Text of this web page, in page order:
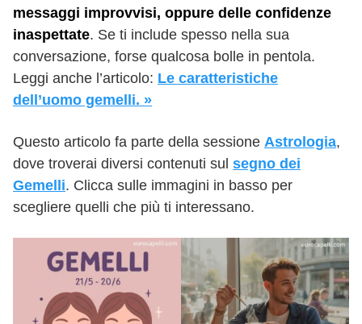
messaggi improvvisi, oppure delle confidenze
inaspettate. Se ti include spesso nella sua
conversazione, forse qualcosa bolle in pentola.
Leggi anche l’articolo: Le caratteristiche
dell’uomo gemelli. »
Questo articolo fa parte della sessione Astrologia,
dove troverai diversi contenuti sul segno dei
Gemelli. Clicca sulle immagini in basso per
scegliere quelli che più ti interessano.